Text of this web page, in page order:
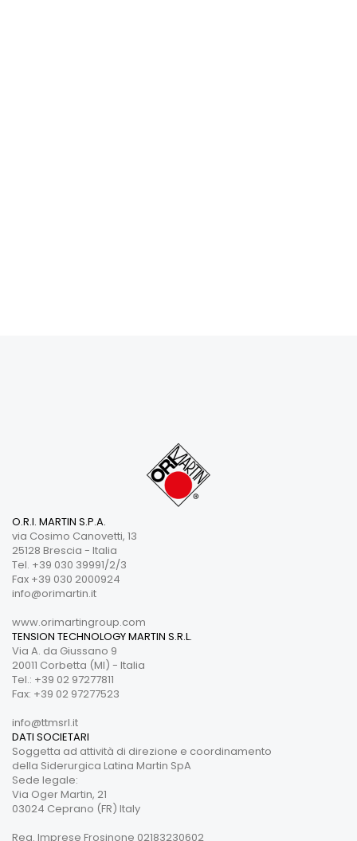
O.R.I. MARTIN S.P.A.
via Cosimo Canovetti, 13
25128 Brescia - Italia
Tel. +39 030 39991/2/3
Fax +39 030 2000924
info@orimartin.it
www.orimartingroup.com
TENSION TECHNOLOGY MARTIN S.R.L.
Via A. da Giussano 9
20011 Corbetta (MI) - Italia
Tel.: +39 02 97277811
Fax: +39 02 97277523
info@ttmsrl.it
DATI SOCIETARI
Soggetta ad attività di direzione e coordinamento
della Siderurgica Latina Martin SpA
Sede legale:
Via Oger Martin, 21
03024 Ceprano (FR) Italy
Reg. Imprese Frosinone 02183230602